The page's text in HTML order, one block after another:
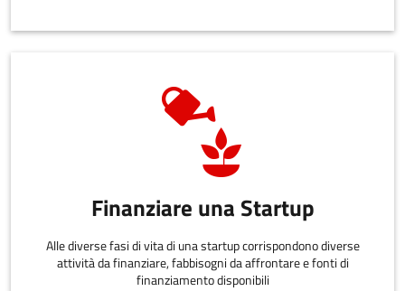
Finanziare una Startup
Alle diverse fasi di vita di una startup corrispondono diverse
attività da finanziare, fabbisogni da affrontare e fonti di
finanziamento disponibili